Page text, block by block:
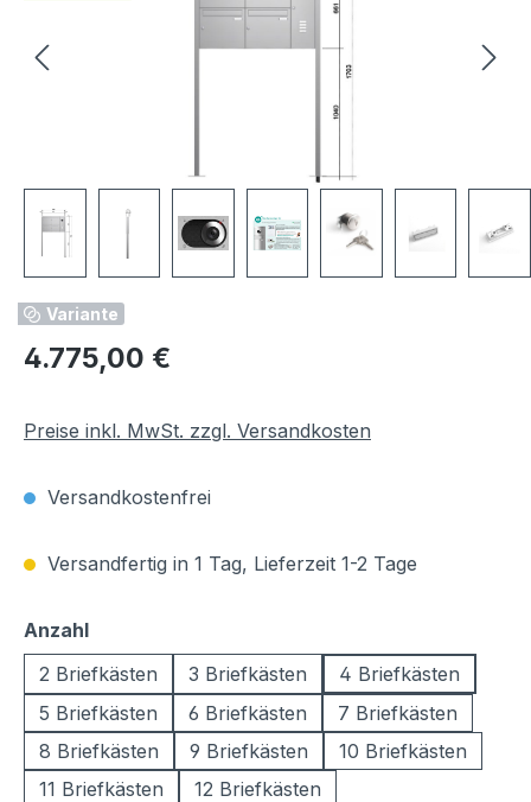
Variante
Regulärer Preis:
4.775,00 €
Preise inkl. MwSt. zzgl. Versandkosten
Versandkostenfrei
Versandfertig in 1 Tag, Lieferzeit 1-2 Tage
Anzahlauswählen
2 Briefkästen
3 Briefkästen
4 Briefkästen
5 Briefkästen
6 Briefkästen
7 Briefkästen
8 Briefkästen
9 Briefkästen
10 Briefkästen
11 Briefkästen
12 Briefkästen